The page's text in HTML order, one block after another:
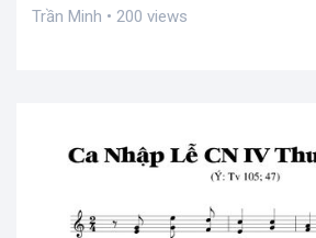
Trần Minh • 200 views